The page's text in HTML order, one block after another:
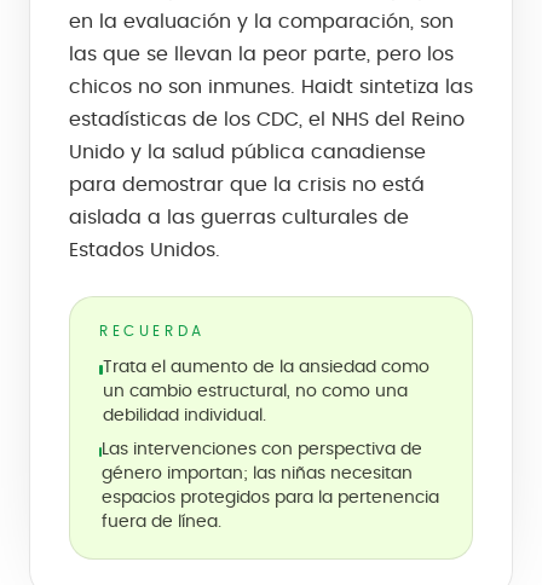
en la evaluación y la comparación, son
las que se llevan la peor parte, pero los
chicos no son inmunes. Haidt sintetiza las
estadísticas de los CDC, el NHS del Reino
Unido y la salud pública canadiense
para demostrar que la crisis no está
aislada a las guerras culturales de
Estados Unidos.
RECUERDA
Trata el aumento de la ansiedad como
un cambio estructural, no como una
debilidad individual.
Las intervenciones con perspectiva de
género importan; las niñas necesitan
espacios protegidos para la pertenencia
fuera de línea.